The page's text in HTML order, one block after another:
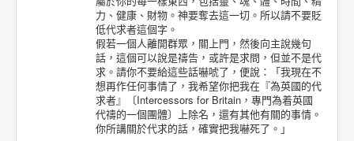
力、健康、財物。神要奪去這一切。所以請不要貶
低代求者這個字。
假若一個人離開群眾，關上門，然後向主說幾句
話，這個可以說是禱告，或許是求問，但並不是代
求。請你不要給這些話嚇唬了，便說：「我現在不
想再作任何事情了，我希望你把我在『為英國的代
求者』〔Intercessors for Britain，專門為着英國
代禱的一個團體〕上除名，還有其他有關的事情。
你所講關於代求的話，確實把我嚇死了。」